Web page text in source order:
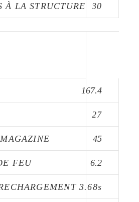
À LA STRUCTURE 30
167.4
27
45
FEU 6.2
3.68s